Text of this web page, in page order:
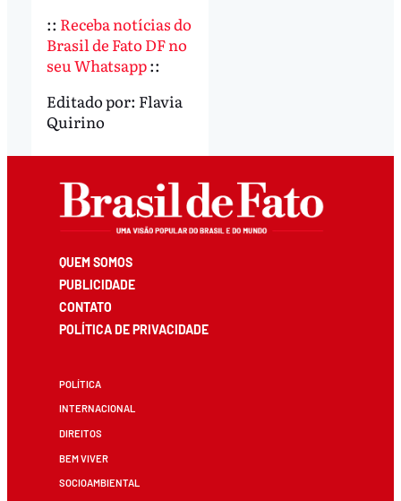
:: Receba notícias do
Brasil de Fato DF no
seu Whatsapp::
Editado por: Flavia
Quirino
QUEM SOMOS
PUBLICIDADE
CONTATO
POLÍTICA DE PRIVACIDADE
POLÍTICA
INTERNACIONAL
DIREITOS
BEM VIVER
SOCIOAMBIENTAL